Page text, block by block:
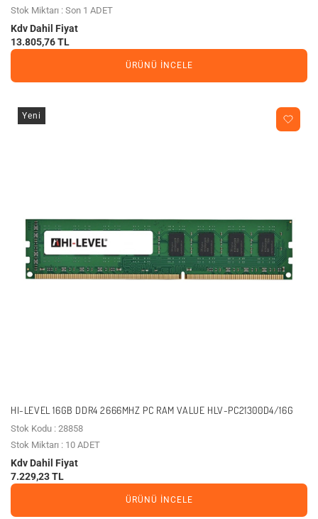
Stok Miktarı : Son 1 ADET
Kdv Dahil Fiyat
13.805,76 TL
ÜRÜNÜ İNCELE
Yeni
HI-LEVEL 16GB DDR4 2666MHZ PC RAM VALUE HLV-PC21300D4/16G
Stok Kodu : 28858
Stok Miktarı : 10 ADET
Kdv Dahil Fiyat
7.229,23 TL
ÜRÜNÜ İNCELE